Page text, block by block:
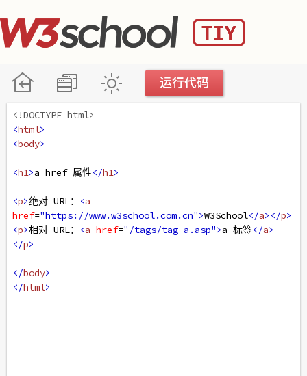
<!DOCTYPE html>
<html>
<body>
<h1>a href 属性</h1>
<p>绝对 URL： <a
href="https://www.w3school.com.cn">W3School</a></p>
<p>相对 URL： <a href="/tags/tag_a.asp">a 标签</a>
</p>
</body>
</html>